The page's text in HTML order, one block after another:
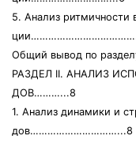
5. Анализ ритмичности
Общий вывод по
РАЗДЕЛ II. АНАЛИЗ
ДОВ………...8
1. Анализ динамики и
дов…………………………...8